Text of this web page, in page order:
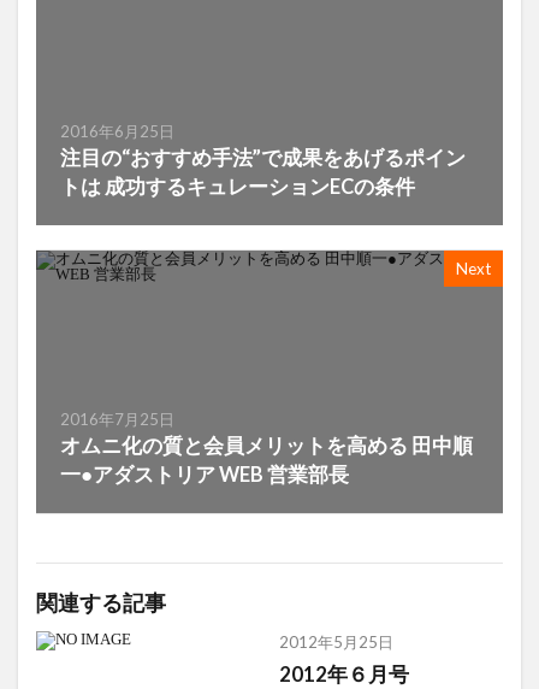
2016年6月25日
注目の“おすすめ手法”で成果をあげるポイン
トは 成功するキュレーションECの条件
Next
2016年7月25日
オムニ化の質と会員メリットを高める 田中順
一●アダストリア WEB 営業部長
関連する記事
2012年5月25日
2012年６月号